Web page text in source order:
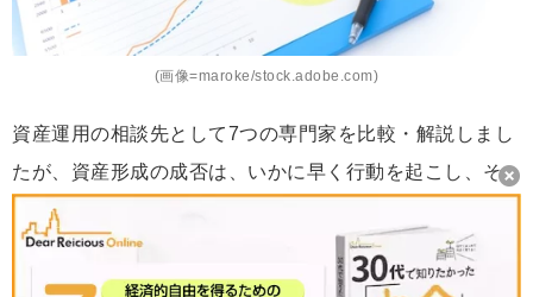
(画像=maroke/stock.adobe.com)
資産運用の相談先として7つの専門家を比較・解説しまし
たが、資産形成の成否は、いかに早く行動を起こし、そ
していかに信頼できる「パートナー」を見つけられるか
にかかっています。